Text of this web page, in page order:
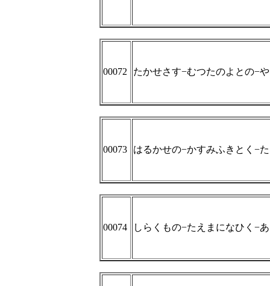
00072 たかせさす−むつたのよとの−
00073 はるかせの−かすみふきとく−
00074 しらくもの−たえまになひく−